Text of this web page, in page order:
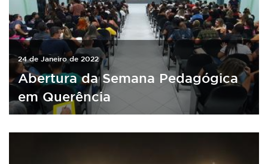
24 de Janeiro de 2022
Abertura da Semana Pedagógica
em Querência